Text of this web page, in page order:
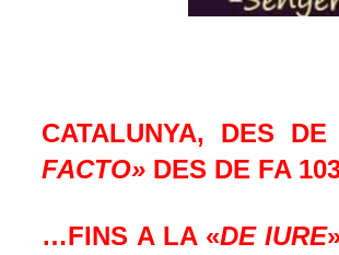
CATALUNYA, DES
FACTO» DES DE FA
…FINS A LA «DE IURE